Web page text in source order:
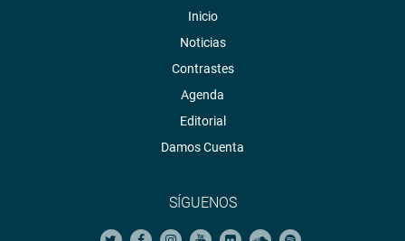
Inicio
Noticias
Contrastes
Agenda
Editorial
Damos Cuenta
SÍGUENOS